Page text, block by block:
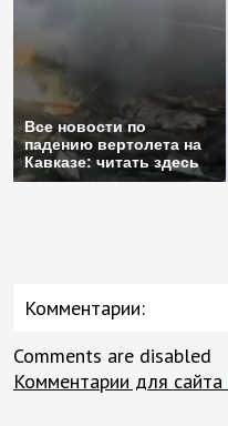
Все новости по
падению вертолета на
Кавказе: читать здесь
Комментарии:
Comments are disabled
Комментарии для сайта